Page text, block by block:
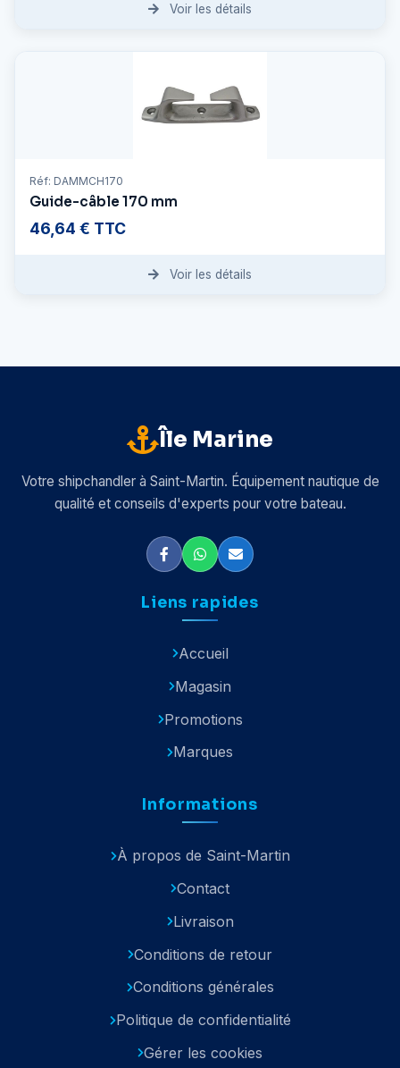
Voir les détails
Réf: DAMMCH170
Guide-câble 170 mm
46,64 € TTC
Voir les détails
Île Marine
Votre shipchandler à Saint-Martin. Équipement nautique de
qualité et conseils d'experts pour votre bateau.
Liens rapides
Accueil
Magasin
Promotions
Marques
Informations
À propos de Saint-Martin
Contact
Livraison
Conditions de retour
Conditions générales
Politique de confidentialité
Gérer les cookies